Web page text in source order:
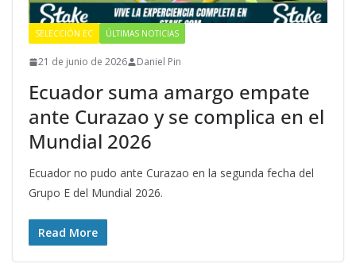
SELECCIÓN EC ÚLTIMAS NOTICIAS
21 de junio de 2026 Daniel Pin
Ecuador suma amargo empate
ante Curazao y se complica en el
Mundial 2026
Ecuador no pudo ante Curazao en la segunda fecha del
Grupo E del Mundial 2026.
Read More